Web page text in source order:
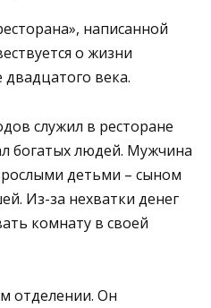
написанной
о жизни
века.
служил в ресторане
богатых людей. Мужчина
детьми – сыном
Из-за нехватки денег
комнату в своей
отделении. Он